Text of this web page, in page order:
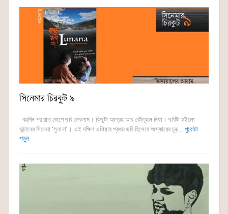
সিনেমার চিরকুট ৯
বহুদিন পর রাত জেগে ছবি দেখলাম। কিছুটা আগ্রহ আর কৌতূহল নিয়া। ছবিটা হইলো
ভুটানের সিনেমা ‘লুনানা’। এই দক্ষিণ এশিয়ার প্রথম ছবি হিসেবে অস্কারের চূড়... পুরোটা
পড়ুন